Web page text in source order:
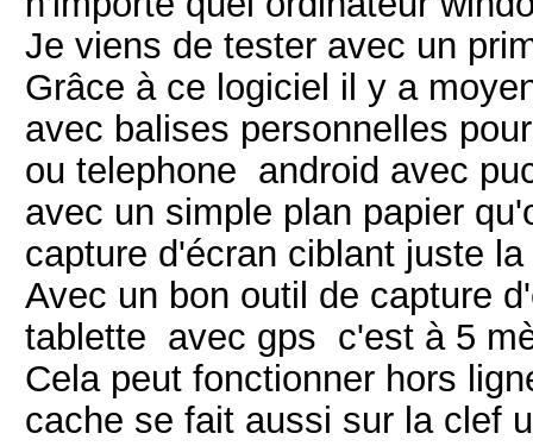
Je viens de tester avec un
Grâce à ce logiciel il y a
avec balises personnelles
ou telephone android avec
avec un simple plan papier
capture d'écran ciblant juste
Avec un bon outil de capture
tablette avec gps c'est à 5
Cela peut fonctionner hors
cache se fait aussi sur la clef